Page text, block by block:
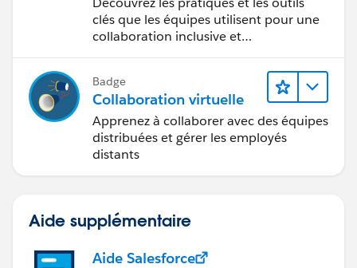
processus de conception
clés que les équipes utilisent pour une
collaboration inclusive et
interdisciplinaire.
Badge
Collaboration virtuelle
Apprenez à collaborer avec des équipes
distribuées et gérer les employés
distants
Aide supplémentaire
Aide Salesforce